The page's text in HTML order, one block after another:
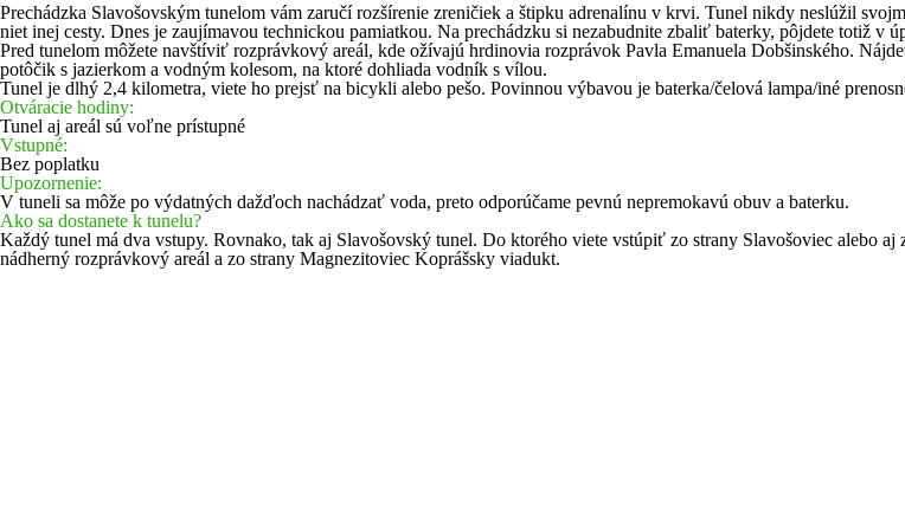
Prechádzka Slavošovským tunelom vám zaručí rozšírenie zreničiek a štipku adrenalínu v krvi. Tunel nikdy neslúžil
niet inej cesty. Dnes je zaujímavou technickou pamiatkou. Na prechádzku si nezabudnite zbaliť baterky, pôjdete totiž v
Pred tunelom môžete navštíviť rozprávkový areál, kde ožívajú hrdinovia rozprávok Pavla Emanuela Dobšinského.
potôčik s jazierkom a vodným kolesom, na ktoré dohliada vodník s vílou.
Tunel je dlhý 2,4 kilometra, viete ho prejsť na bicykli alebo pešo. Povinnou výbavou je baterka/čelová lampa/iné
Otváracie hodiny:
Tunel aj areál sú voľne prístupné
Vstupné:
Bez poplatku
Upozornenie:
V tuneli sa môže po výdatných dažďoch nachádzať voda, preto odporúčame pevnú nepremokavú obuv a baterku.
Ako sa dostanete k tunelu?
Každý tunel má dva vstupy. Rovnako, tak aj Slavošovský tunel. Do ktorého viete vstúpiť zo strany Slavošoviec alebo
nádherný rozprávkový areál a zo strany Magnezitoviec Koprášsky viadukt.